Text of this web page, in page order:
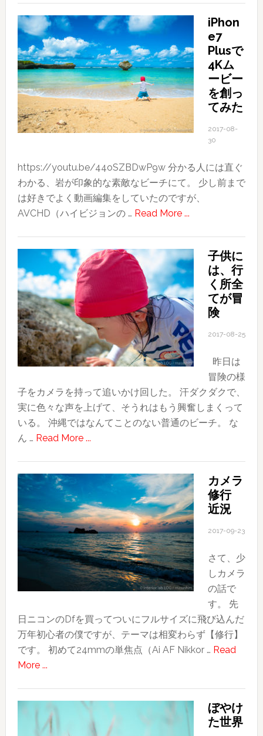
湾
行
記〜
そ
の
３〜
良
っ
た！
北
投
泉〜
友
人
合
流・
士
林
夜
市
iPhon
e7
Plusで
4Kム
ービー
を創っ
てみた
2017-08-
30
https://youtu.be/44oSZBDwP9w 分かる人には直ぐ
わかる、岩が印象的な素敵なビーチにて。 少し前まで
は好きでよく動画編集をしていたのですが、
AVCHD（ハイビジョンの … Read More ...about
で
4K
ム
ー
ー
を
創
て
み
た
子供に
は、行
く所全
てが冒
険
2017-08-25
昨日は
冒険の様
子をカメラを持って追いかけ回した。 汗ダクダクで、
実に色々な声を上げて、そうれはもう興奮しまくって
いる。 沖縄ではなんてことのない普通のビーチ。 な
ん … Read More ...about
は、
行
く
所
全
て
が
険
カメラ
修行
近況
2017-09-23
さて、少
しカメラ
の話で
す。 先
日ニコンのDfを買ってついにフルサイズに飛び込んだ
万年初心者の僕ですが、テーマは相変わらず【修行】
です。 初めて24mmの単焦点（Ai AF Nikkor … Read
More ...about
ラ
修
ぼやけ
た世界